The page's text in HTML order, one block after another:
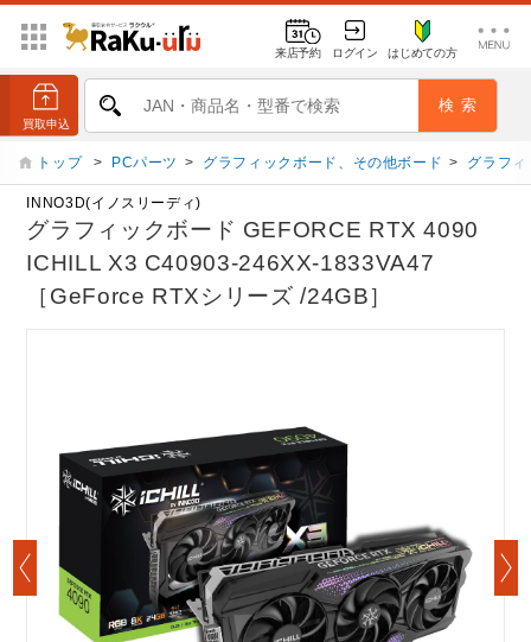
来店予約 ログイン はじめての方
トップ > PCパーツ > グラフィックボード、その他ボード > グラフ
INNO3D(イノスリーディ)
グラフィックボード GEFORCE RTX 4090
ICHILL X3 C40903-246XX-1833VA47
［GeForce RTXシリーズ /24GB］